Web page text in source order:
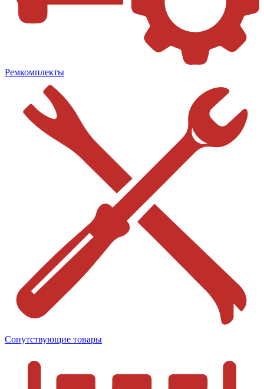
Ремкомплекты
Сопутствующие товары